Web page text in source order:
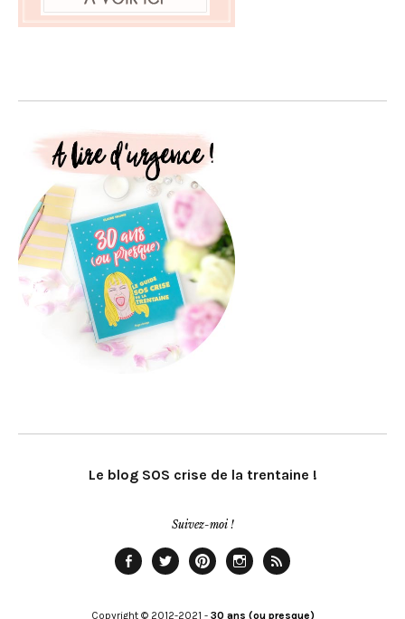
Le blog SOS crise de la trentaine !
Suivez-moi !
Copyright © 2012-2021 - 30 ans (ou presque)